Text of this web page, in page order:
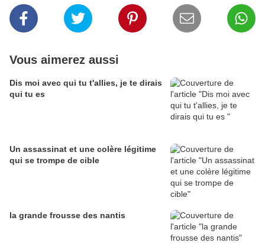
Vous aimerez aussi
Dis moi avec qui tu t'allies, je te dirais
qui tu es
Un assassinat et une colère légitime
qui se trompe de cible
la grande frousse des nantis